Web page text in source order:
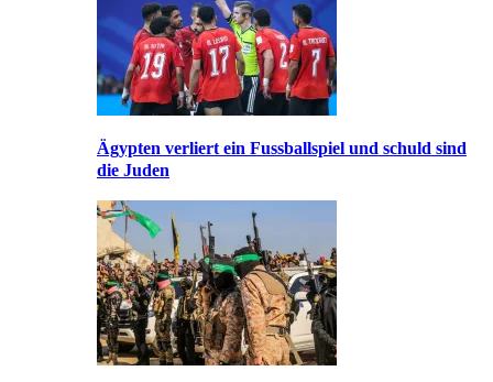
Ägypten verliert ein Fussballspiel und schuld sind
die Juden